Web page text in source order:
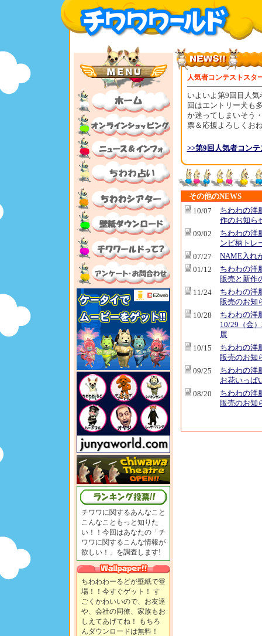
チワワに関するあんなこと
こんなこともっと知りた
い！！今回はあなたの「チ
ワワに関するこんな情報が
欲しい！」を調査します!
ちわわわーるどが壁紙で登
場！！今すぐゲット！ す
ごくかわいいので、お友達
や、会社の同僚、家族もお
しえてあげてね！ もちろ
んダウンロードは無料！
人気者コンテストスタ
いよいよ第9回目人
回はエントリー犬も
か迷ってしまいそう
票＆応援よろしくお
>>第9回人気者コンテ
その他のNEWS
10/07
ちわわの洋
作のお知ら
09/02
ちわわの洋
ンビ柄トレ
07/27
NAME入れ
01/12
ちわわの洋
販売と新作
11/24
ちわわの洋
販売のお知
10/28
ちわわの
10/29（金
展
10/15
ちわわの洋
販売のお知
09/25
ちわわの
お花いっぱ
08/20
ちわわの洋
販売のお知